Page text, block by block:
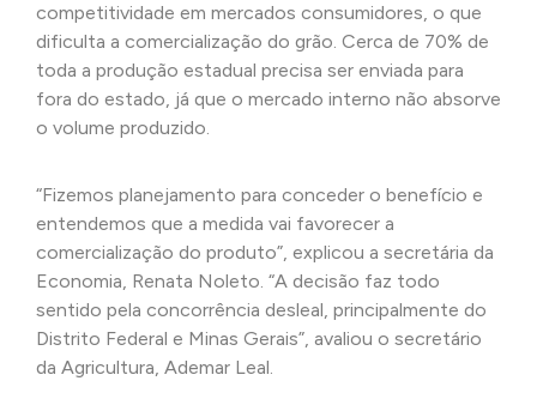
competitividade em mercados consumidores, o que
dificulta a comercialização do grão. Cerca de 70% de
toda a produção estadual precisa ser enviada para
fora do estado, já que o mercado interno não absorve
o volume produzido.
“Fizemos planejamento para conceder o benefício e
entendemos que a medida vai favorecer a
comercialização do produto”, explicou a secretária da
Economia, Renata Noleto. “A decisão faz todo
sentido pela concorrência desleal, principalmente do
Distrito Federal e Minas Gerais”, avaliou o secretário
da Agricultura, Ademar Leal.